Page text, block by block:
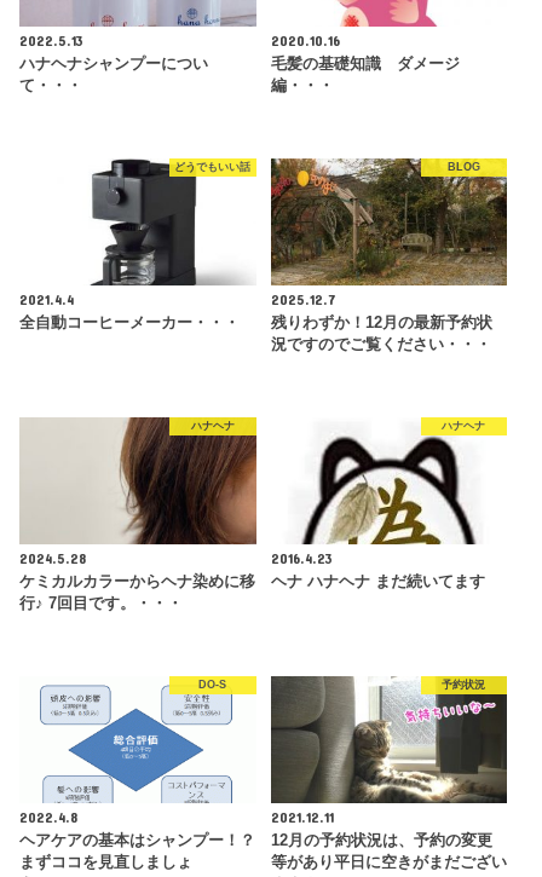
2022.5.13
ハナヘナシャンプーについ
て・・・
2020.10.16
毛髪の基礎知識 ダメージ
編・・・
どうでもいい話
2021.4.4
全自動コーヒーメーカー・・・
BLOG
2025.12.7
残りわずか！12月の最新予約状
況ですのでご覧ください・・・
ハナヘナ
2024.5.28
ケミカルカラーからヘナ染めに移
行♪ 7回目です。・・・
ハナヘナ
2016.4.23
ヘナ ハナヘナ まだ続いてます
DO-S
2022.4.8
ヘアケアの基本はシャンプー！？
まずココを見直しましょ
予約状況
2021.12.11
12月の予約状況は、予約の変更
等があり平日に空きがまだござい